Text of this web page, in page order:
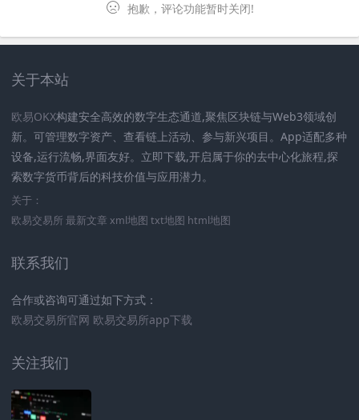
抱歉，评论功能暂时关闭!
关于本站
欧易OKX构建安全高效的数字生态通道,聚焦区块链与Web3领域创
新。可管理数字资产、查看链上活动、参与新兴项目。App适配多种
设备,运行流畅,界面友好。立即下载,开启属于你的去中心化旅程,探
索数字货币背后的科技价值与应用潜力。
关于：
欧易交易所 最新文章 xml地图 txt地图 html地图
联系我们
合作或咨询可通过如下方式：
欧易交易所官网 欧易交易所app下载
关注我们